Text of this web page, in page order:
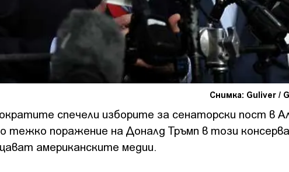
Снимка: Guliver /
спечели изборите за сенаторски пост в
тежко поражение на Доналд Тръмп в този
американските медии.